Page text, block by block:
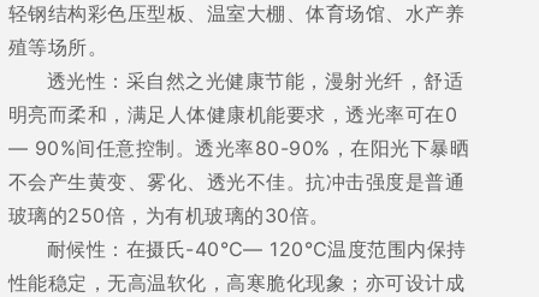
轻钢结构彩色压型板、温室大棚、体育场馆、水产养
殖等场所。
透光性：采自然之光健康节能，漫射光纤，舒适
明亮而柔和，满足人体健康机能要求，透光率可在0
— 90%间任意控制。透光率80-90%，在阳光下暴晒
不会产生黄变、雾化、透光不佳。抗冲击强度是普通
玻璃的250倍，为有机玻璃的30倍。
耐候性：在摄氏-40℃— 120℃温度范围内保持
性能稳定，无高温软化，高寒脆化现象；亦可设计成